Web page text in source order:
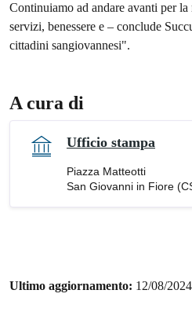
Continuiamo ad andare avanti per la
servizi, benessere e – conclude
cittadini sangiovannesi".
A cura di
Ufficio stampa
Piazza Matteotti
San Giovanni in Fiore
Ultimo aggiornamento: 12/08/